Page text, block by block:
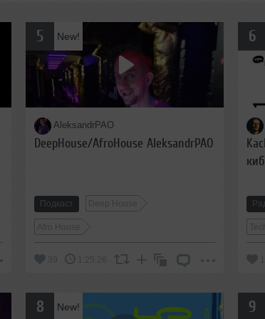
5 New!
AleksandrPAO
DeepHouse/AfroHouse AleksandrPAO
Подкаст Deep House
Afro House
39 1:25:26
6
8 New! 9